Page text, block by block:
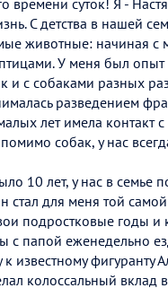
С детства в нашей
животные: начиная с
У меня был
и с собаками разных
разведением
лет имела контакт
собак, у нас
10 лет, у нас в семье
стал для меня той
подростковые годы и
с папой еженедельно
к известному фигуранту
колоссальный вклад